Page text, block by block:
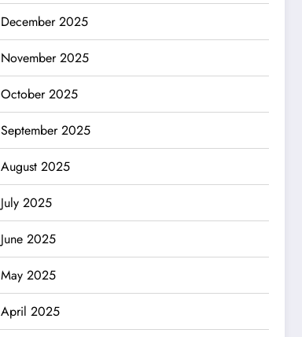
December 2025
November 2025
October 2025
September 2025
August 2025
July 2025
June 2025
May 2025
April 2025